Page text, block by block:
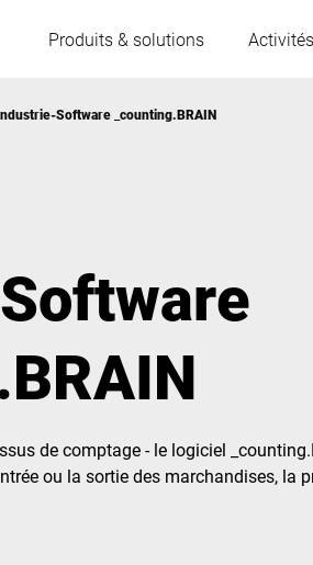
Produits & solutions Activités
Hongrie
Pologne
Serbie
Software _counting.BRAIN
de comptage - le logiciel
ou la sortie des marchandises, la